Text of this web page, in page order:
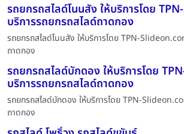
รถยกรถสไลด์โนนสัง ให้บริการโดย
บริการรถยกรถสไลด์ถาดกอง
รถยกรถสไลด์โนนสัง ให้บริการโดย TPN-
ถาดกอง
รถยกรถสไลด์บักดอง ให้บริการโดย
บริการรถยกรถสไลด์ถาดกอง
รถยกรถสไลด์บักดอง ให้บริการโดย TPN-
ถาดกอง